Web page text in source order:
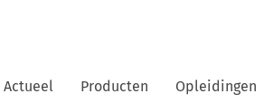
Actueel Producten Opleidingen